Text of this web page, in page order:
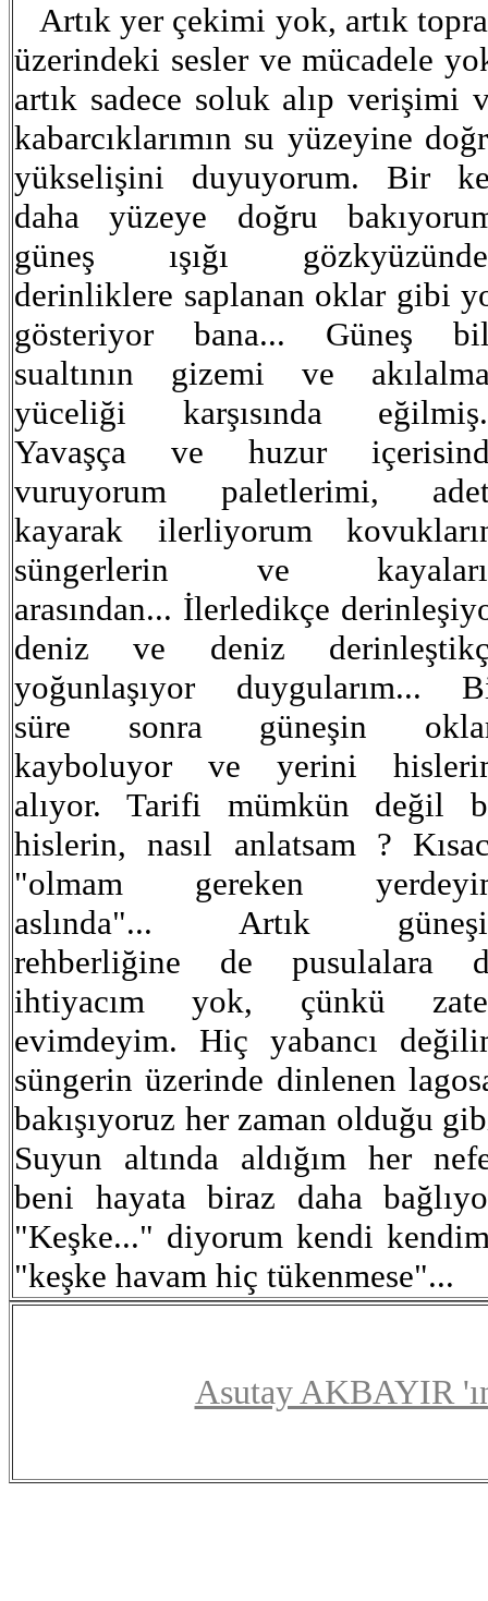
Artık yer çekimi yok, artık
üzerindeki sesler ve mücadele
artık sadece soluk alıp verişimi
kabarcıklarımın su yüzeyine
yükselişini duyuyorum. Bir
daha yüzeye doğru
güneş ışığı
derinliklere saplanan oklar gibi
gösteriyor bana... Güneş
sualtının gizemi ve
yüceliği karşısında
Yavaşça ve huzur
vuruyorum paletlerimi,
kayarak ilerliyorum
süngerlerin ve
arasından... İlerledikçe
deniz ve deniz
yoğunlaşıyor duygularım...
süre sonra güneşin
kayboluyor ve yerini
alıyor. Tarifi mümkün değil
hislerin, nasıl anlatsam ?
"olmam gereken
aslında"... Artık
rehberliğine de pusulalara
ihtiyacım yok, çünkü
evimdeyim. Hiç yabancı
süngerin üzerinde dinlenen
bakışıyoruz her zaman olduğu
Suyun altında aldığım her
beni hayata biraz daha
"Keşke..." diyorum kendi
"keşke havam hiç tükenmese"...
Asutay AKBAYIR